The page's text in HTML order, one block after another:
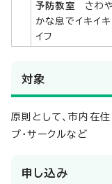
予防教室 さわや
かな息でイキイ
イフ
対象
原則として、市内在
プ・サークルなど
申し込み